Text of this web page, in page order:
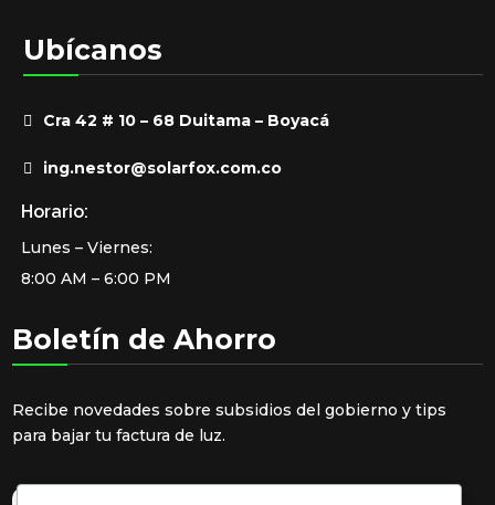
Ubícanos
Cra 42 # 10 – 68 Duitama – Boyacá
ing.nestor@solarfox.com.co
Horario:
Lunes – Viernes:
8:00 AM – 6:00 PM
Boletín de Ahorro
Recibe novedades sobre subsidios del gobierno y tips
para bajar tu factura de luz.